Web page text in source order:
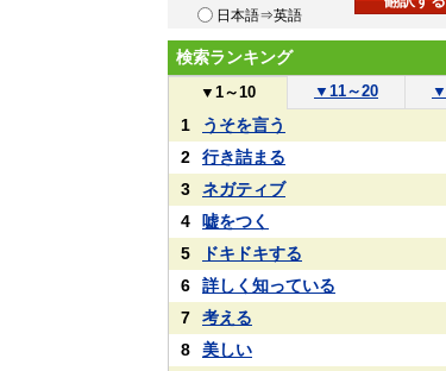
日本語⇒英語
検索ランキング
▼ 1～10 ▼ 11～20 ▼
1
うそを言う
2
行き詰まる
3
ネガティブ
4
嘘をつく
5
ドキドキする
6
詳しく知っている
7
考える
8
美しい